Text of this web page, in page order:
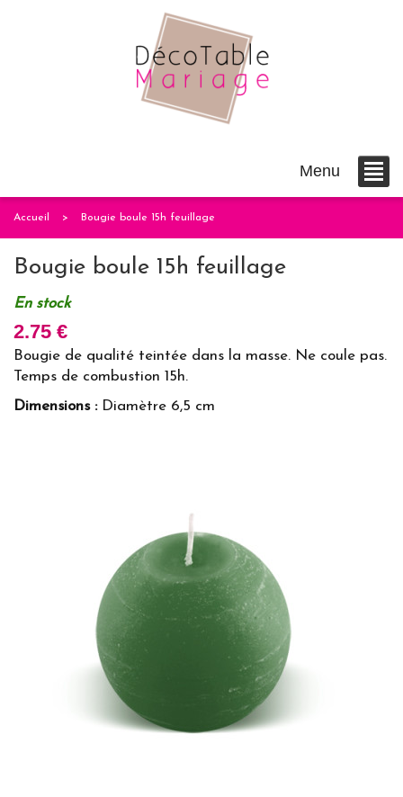
Menu
Accueil Bougie boule 15h feuillage
Bougie boule 15h feuillage
En stock
2.75 €
Bougie de qualité teintée dans la masse. Ne coule pas.
Temps de combustion 15h.
Dimensions :Diamètre 6,5 cm